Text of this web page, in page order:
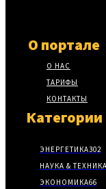
О портале
О НАС
ТАРИФЫ
КОНТАКТЫ
Категории
ЭНЕРГЕТИКА302
НАУКА & ТЕХНИКА
ЭКОНОМИКА66